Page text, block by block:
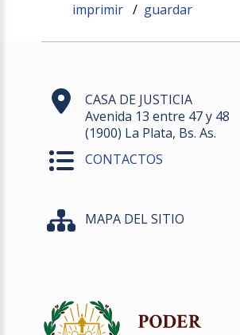
imprimir / guardar
CASA DE JUSTICIA
Avenida 13 entre 47 y 48
(1900) La Plata, Bs. As.
CONTACTOS
MAPA DEL SITIO